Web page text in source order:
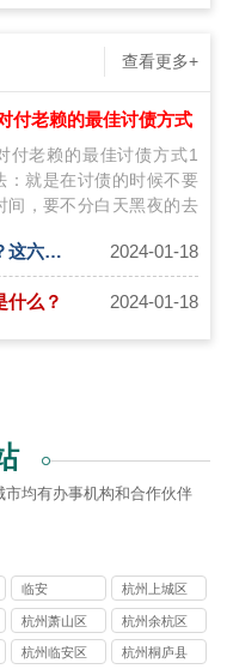
查看更多+
付老赖的最佳讨债方式
付老赖的最佳讨债方式1
就是在讨债的时候不要
间，要不分白天黑夜的去
义乌讨债公司是怎么解决别人欠债？这六种方式需要了解！ 2024-01-18
什么？ 2024-01-18
均有办事机构和合作伙伴
临安
杭州上城区
讨债公司
杭州萧山区
讨债公司
杭州余杭区
讨债公司
杭州临安区
杭州桐庐县